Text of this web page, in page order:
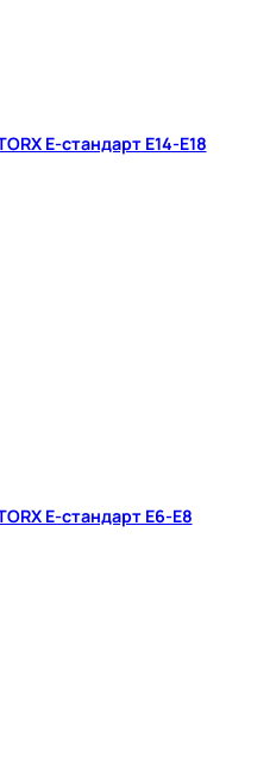
E-стандарт E14-E18
E-стандарт E6-E8